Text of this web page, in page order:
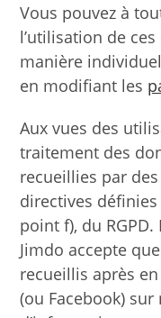
Vous pouvez à
l’utilisation de
manière
en modifiant les
Aux vues des
traitement des
recueillies par
directives définies
point f), du
Jimdo accepte
recueillis après
(ou Facebook)